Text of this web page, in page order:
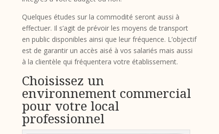
Quelques études sur la commodité seront aussi à
effectuer. Il s’agit de prévoir les moyens de transport
en public disponibles ainsi que leur fréquence. L’objectif
est de garantir un accès aisé à vos salariés mais aussi
à la clientèle qui fréquentera votre établissement.
Choisissez un
environnement commercial
pour votre local
professionnel